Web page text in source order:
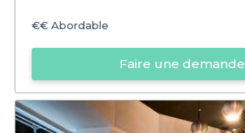
€€ Abordable
Faire une demande